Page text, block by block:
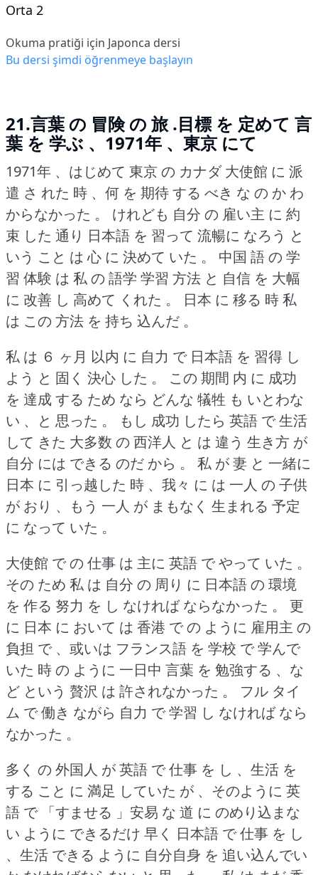
Orta 2
Okuma pratiği için Japonca dersi
Bu dersi şimdi öğrenmeye başlayın
21.言葉 の 冒険 の 旅 .目標 を 定めて 言
葉 を 学ぶ 、1971年 、東京 にて
1971年 、はじめて 東京 の カナダ 大使館 に 派
遣 さ れた 時 、何 を 期待 する べき な の か わ
からなかった 。
けれども 自分 の 雇い主 に 約
束 した 通り 日本語 を 習って 流暢に なろう と
いう こと は 心 に 決めて いた 。
中国 語 の 学
習 体験 は 私 の 語学 学習 方法 と 自信 を 大幅
に 改善 し 高めて くれた 。
日本 に 移る 時 私
は この 方法 を 持ち 込んだ 。
私 は ６ ヶ月 以内 に 自力 で 日本語 を 習得 し
よう と 固く 決心 した 。
この 期間 内 に 成功
を 達成 する ため なら どんな 犠牲 も いとわな
い 、と 思った 。
もし 成功 したら 英語 で 生活
して きた 大多数 の 西洋人 と は 違う 生き方 が
自分 には できる のだ から 。
私 が 妻 と 一緒に
日本 に 引っ越した 時 、我々 に は 一人 の 子供
が おり 、もう 一人 が まもなく 生まれる 予定
に なって いた 。
大使館 で の 仕事 は 主に 英語 で やって いた 。
その ため 私 は 自分 の 周り に 日本語 の 環境
を 作る 努力 を し なければ ならなかった 。
更
に 日本 に おいて は 香港 で の ように 雇用主 の
負担 で 、或いは フランス語 を 学校 で 学んで
いた 時 の ように 一日中 言葉 を 勉強する 、な
ど という 贅沢 は 許されなかった 。
フル タイ
ム で 働き ながら 自力 で 学習 し なければ なら
なかった 。
多く の 外国人 が 英語 で 仕事 を し 、生活 を
する こと に 満足 していた が 、そのように 英
語 で 「すませる 」安易 な 道 に のめり込まな
い ように できるだけ 早く 日本語 で 仕事 を し
、生活 できる ように 自分自身 を 追い込んでい